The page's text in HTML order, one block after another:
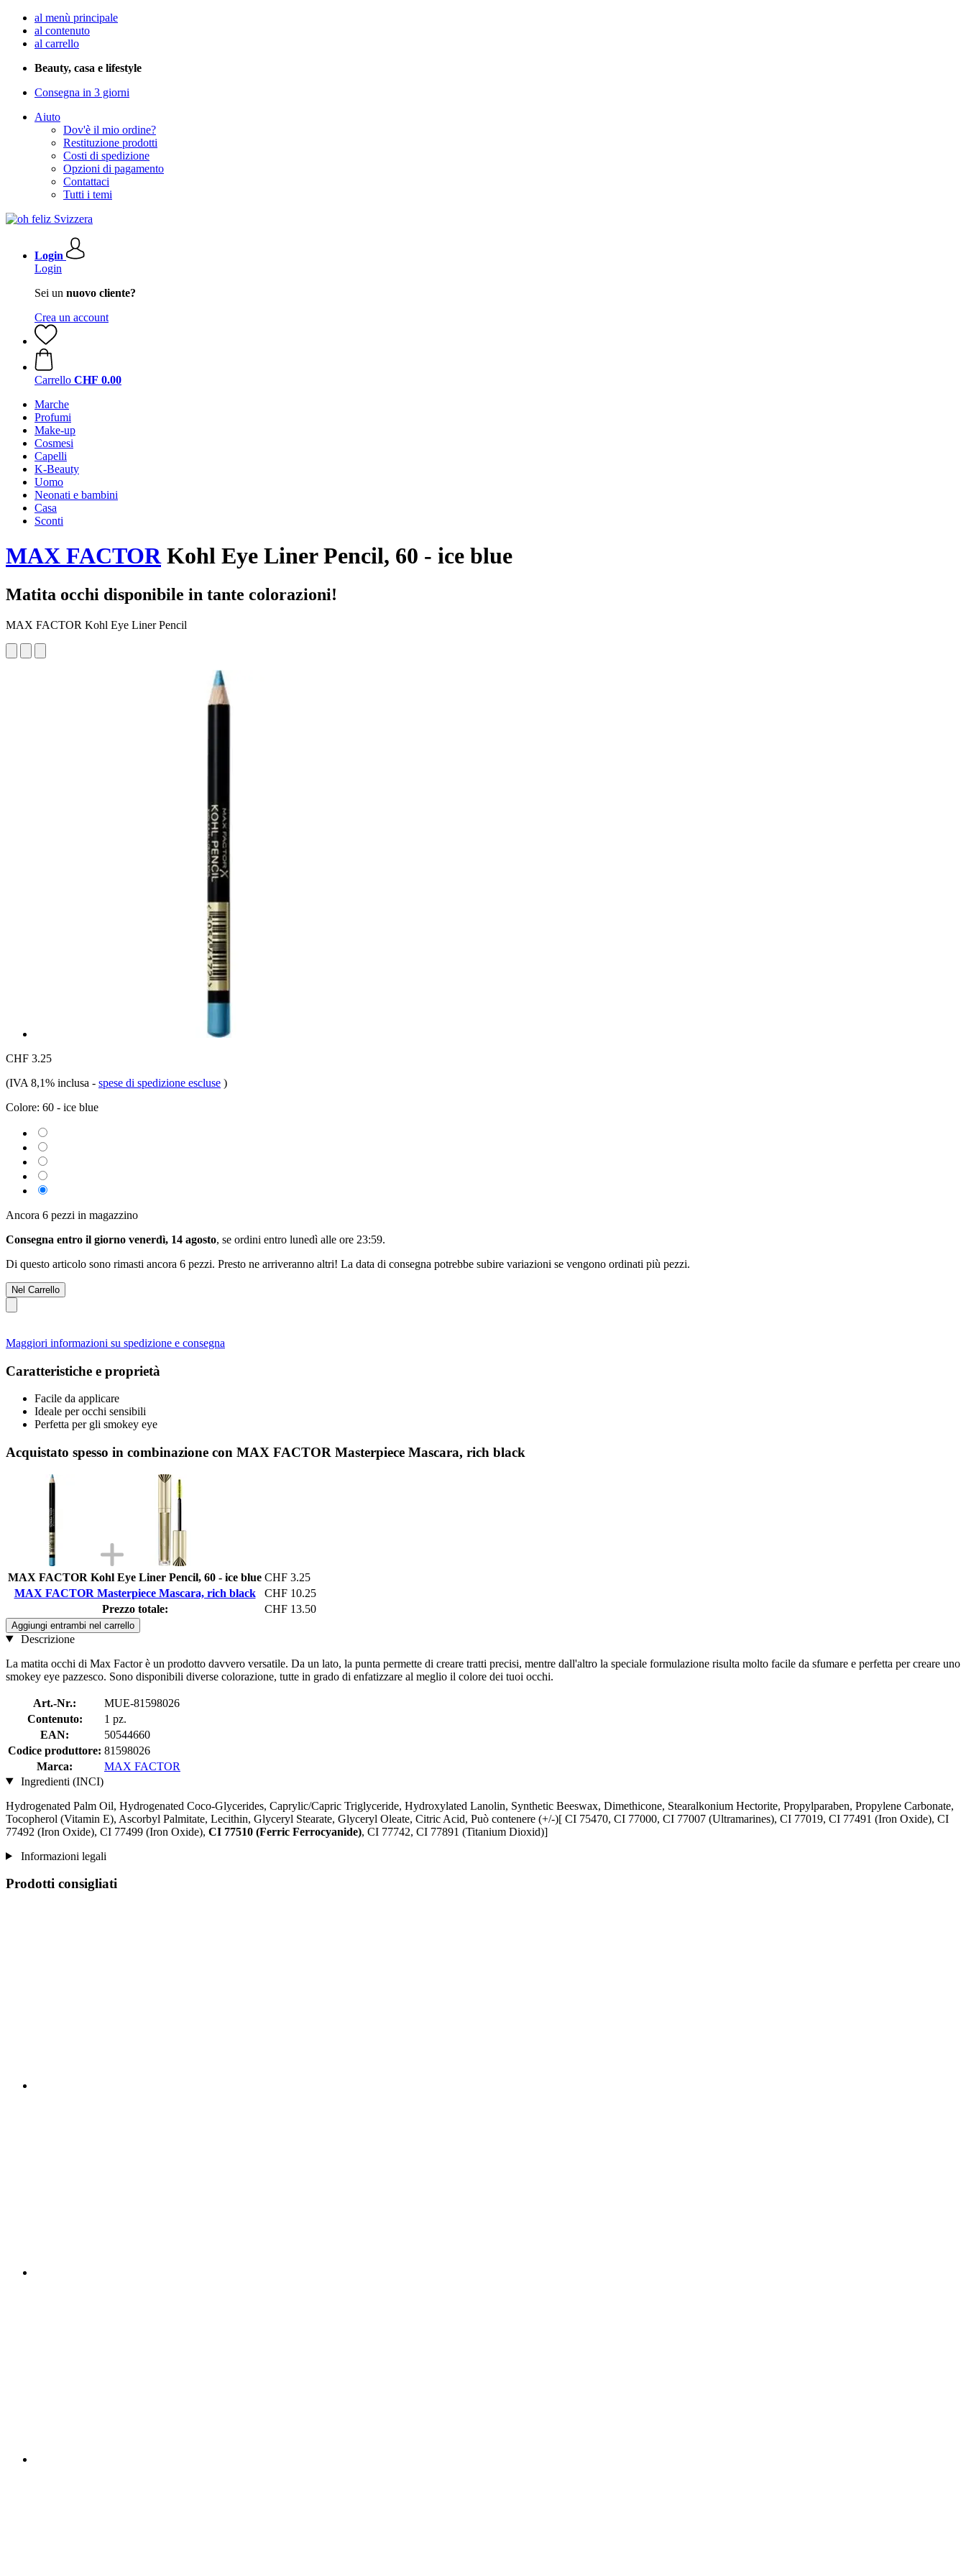
al menù principale
al contenuto
al carrello
Beauty, casa e lifestyle
Consegna in 3 giorni
Aiuto
Dov'è il mio ordine?
Restituzione prodotti
Costi di spedizione
Opzioni di pagamento
Contattaci
Tutti i temi
Login
Login
Sei un nuovo cliente?
Crea un account
Carrello CHF 0.00
Marche
Profumi
Make-up
Cosmesi
Capelli
K-Beauty
Uomo
Neonati e bambini
Casa
Sconti
MAX FACTORKohl Eye Liner Pencil, 60 - ice blue
Matita occhi disponibile in tante colorazioni!
MAX FACTOR Kohl Eye Liner Pencil
CHF 3.25
(IVA 8,1% inclusa - spese di spedizione escluse )
Colore: 60 - ice blue
Ancora 6 pezzi in magazzino
Consegna entro il giorno venerdì, 14 agosto, se ordini entro lunedì alle ore 23:59.
Di questo articolo sono rimasti ancora 6 pezzi. Presto ne arriveranno altri! La data di consegna potrebbe subire variazioni se vengono ordinati più pezzi.
Nel Carrello
Maggiori informazioni su spedizione e consegna
Caratteristiche e proprietà
Facile da applicare
Ideale per occhi sensibili
Perfetta per gli smokey eye
Acquistato spesso in combinazione con MAX FACTOR Masterpiece Mascara, rich black
MAX FACTOR Kohl Eye Liner Pencil, 60 - ice blue CHF 3.25
MAX FACTOR Masterpiece Mascara, rich black
CHF 10.25
Prezzo totale:
CHF 13.50
Aggiungi entrambi nel carrello
Descrizione
La matita occhi di Max Factor è un prodotto davvero versatile. Da un lato, la punta permette di creare tratti precisi, mentre dall'altro la speciale formulazione risulta molto facile da sfumare e perfetta per creare uno
smokey eye pazzesco. Sono disponibili diverse colorazione, tutte in grado di enfatizzare al meglio il colore dei tuoi occhi.
Art.-Nr.:
MUE-81598026
Contenuto:
1 pz.
EAN:
50544660
Codice produttore: 81598026
Marca:
MAX FACTOR
Ingredienti (INCI)
Hydrogenated Palm Oil, Hydrogenated Coco-Glycerides, Caprylic/Capric Triglyceride, Hydroxylated Lanolin, Synthetic Beeswax, Dimethicone, Stearalkonium Hectorite, Propylparaben, Propylene Carbonate,
Tocopherol (Vitamin E), Ascorbyl Palmitate, Lecithin, Glyceryl Stearate, Glyceryl Oleate, Citric Acid, Può contenere (+/-)[ CI 75470, CI 77000, CI 77007 (Ultramarines) , CI 77019, CI 77491 (Iron Oxide), CI
77492 (Iron Oxide), CI 77499 (Iron Oxide), CI 77510 (Ferric Ferrocyanide), CI 77742, CI 77891 (Titanium Dioxid)]
Informazioni legali
Prodotti consigliati